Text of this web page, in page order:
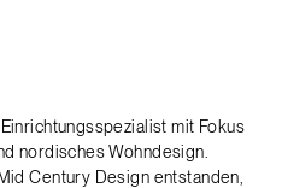
mit Fokus
nordisches Wohndesign.
Century Design entstanden,